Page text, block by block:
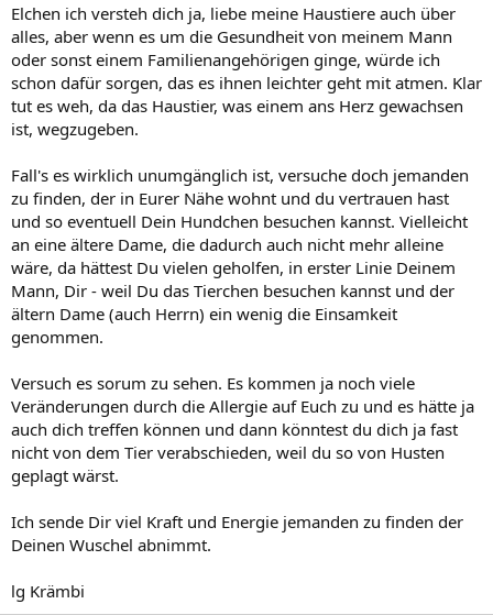
Elchen ich versteh dich ja, liebe meine Haustiere auch über
alles, aber wenn es um die Gesundheit von meinem Mann
oder sonst einem Familienangehörigen ginge, würde ich
schon dafür sorgen, das es ihnen leichter geht mit atmen. Klar
tut es weh, da das Haustier, was einem ans Herz gewachsen
ist, wegzugeben.
Fall's es wirklich unumgänglich ist, versuche doch jemanden
zu finden, der in Eurer Nähe wohnt und du vertrauen hast
und so eventuell Dein Hundchen besuchen kannst. Vielleicht
an eine ältere Dame, die dadurch auch nicht mehr alleine
wäre, da hättest Du vielen geholfen, in erster Linie Deinem
Mann, Dir - weil Du das Tierchen besuchen kannst und der
ältern Dame (auch Herrn) ein wenig die Einsamkeit
genommen.
Versuch es sorum zu sehen. Es kommen ja noch viele
Veränderungen durch die Allergie auf Euch zu und es hätte ja
auch dich treffen können und dann könntest du dich ja fast
nicht von dem Tier verabschieden, weil du so von Husten
geplagt wärst.
Ich sende Dir viel Kraft und Energie jemanden zu finden der
Deinen Wuschel abnimmt.
lg Krämbi